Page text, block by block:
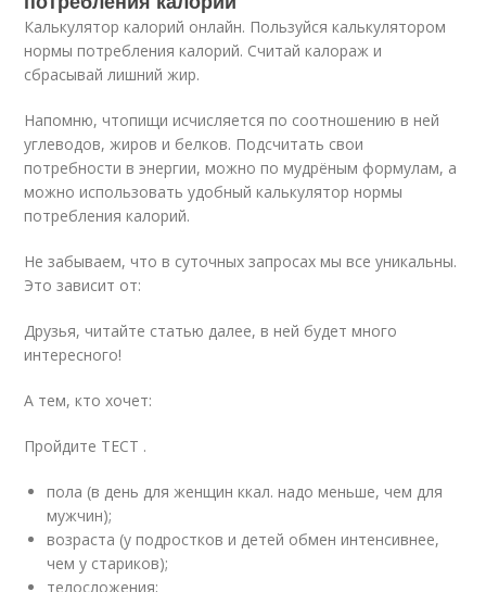
Калькулятор калорий онлайн. Пользуйся калькулятором
нормы потребления калорий. Считай калораж и
сбрасывай лишний жир.
Напомню, чтопищи исчисляется по соотношению в ней
углеводов, жиров и белков. Подсчитать свои
потребности в энергии, можно по мудрёным формулам, а
можно использовать удобный калькулятор нормы
потребления калорий.
Не забываем, что в суточных запросах мы все уникальны.
Это зависит от:
Друзья, читайте статью далее, в ней будет много
интересного!
А тем, кто хочет:
Пройдите ТЕСТ .
пола (в день для женщин ккал. надо меньше, чем для
мужчин);
возраста (у подростков и детей обмен интенсивнее,
чем у стариков);
телосложения;